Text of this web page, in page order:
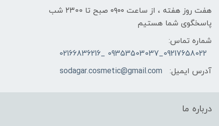
هفت روز هفته ، از ساعت ۰۹۰۰ صبح تا ۲۳00 شب
پاسخگوی شما هستیم
شماره تماس:
09217658022_09353503037 _02166836216
آدرس ایمیل:
sodagar.cosmetic@gmail.com
درباره ما